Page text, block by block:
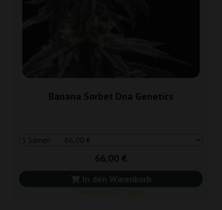
Banana Sorbet Dna Genetics
66,00 €
In den Warenkorb
Versand in 3-7 Tagen